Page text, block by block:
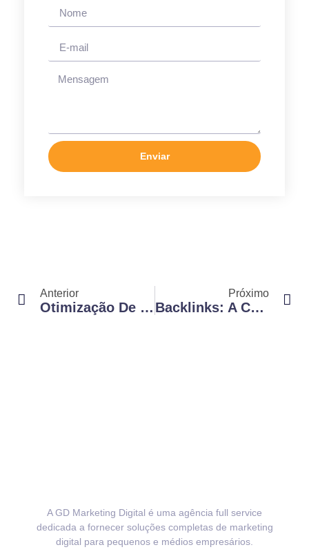
Enviar
Anterior
Otimização De Sites: Como Melhorar O Desempenho E Atrair Mais Visitantes
Próximo
Backlinks: A Chave Para Turbinar Sua Visibilidade Online
A GD Marketing Digital é uma agência full service
dedicada a fornecer soluções completas de marketing
digital para pequenos e médios empresários.